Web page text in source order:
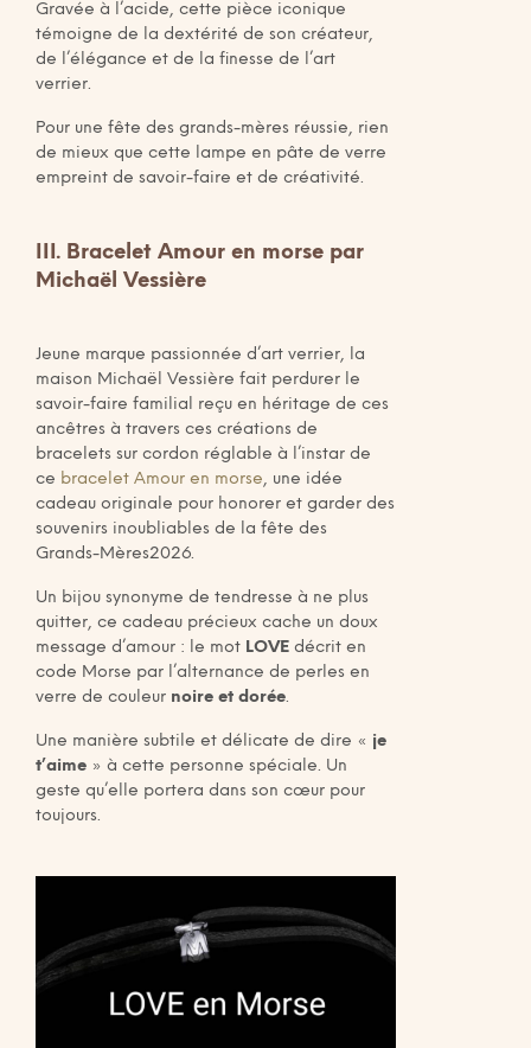
Gravée à l’acide, cette pièce iconique
témoigne de la dextérité de son créateur,
de l’élégance et de la finesse de l’art
verrier.
Pour une fête des grands-mères réussie, rien
de mieux que cette lampe en pâte de verre
empreint de savoir-faire et de créativité.
III. Bracelet Amour en morse par
Michaël Vessière
Jeune marque passionnée d’art verrier, la
maison Michaël Vessière fait perdurer le
savoir-faire familial reçu en héritage de ces
ancêtres à travers ces créations de
bracelets sur cordon réglable à l’instar de
ce bracelet Amour en morse, une idée
cadeau originale pour honorer et garder des
souvenirs inoubliables de la fête des
Grands-Mères2026.
Un bijou synonyme de tendresse à ne plus
quitter, ce cadeau précieux cache un doux
message d’amour : le mot LOVE décrit en
code Morse par l’alternance de perles en
verre de couleur noire et dorée.
Une manière subtile et délicate de dire « je
t’aime » à cette personne spéciale. Un
geste qu’elle portera dans son cœur pour
toujours.